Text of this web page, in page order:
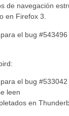
de navegación
en Firefox 3.
el bug
el bug
leen
en